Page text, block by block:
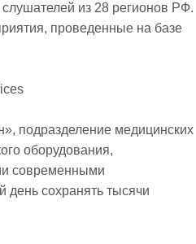
из 28 регионов РФ.
проведенные на базе
подразделение медицинских
оборудования,
современными
сохранять тысячи